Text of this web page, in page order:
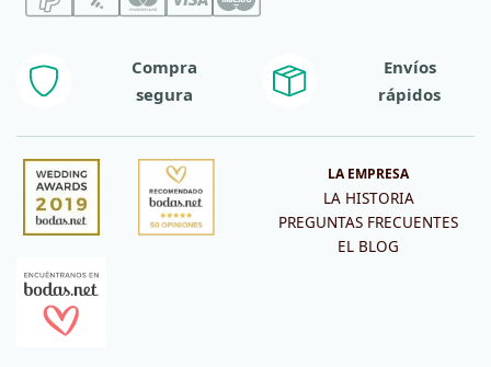
Compra
segura
Envíos
rápidos
LA EMPRESA
LA HISTORIA
PREGUNTAS FRECUENTES
EL BLOG